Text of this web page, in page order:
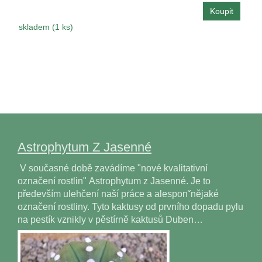
skladem (1 ks)
Astrophytum Z Jasenné
V současné době zavádíme "nové kvalitativní
označení rostlin" Astrophytum z Jasenné. Je to
především ulehčení naší práce a alesponˇnějaké
označení rostliny. Tyto kaktusy od prvního dopadu pylu
na pestík vznikly v pěstírně kaktusů Duben…